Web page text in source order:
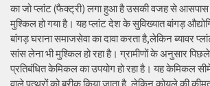
का जो प्लांट (फैक्ट्री) लगा हुआ है उसकी वजह से आसपास
मुश्किल हो गया है। यह प्लांट देश के सुविख्यात बांगड़
बांगड़ घराना समाजसेवा का दावा करता है,लेकिन ब्यावर
सांस लेना भी मुश्किल हो रहा है। ग्रामीणों के अनुसार
प्रतिबंधित केमिकल का उपयोग हो रहा है। यह केमिकल